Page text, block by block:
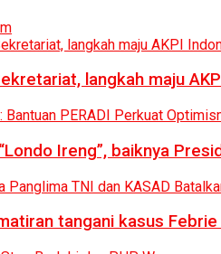
langkah maju
Ireng”, baiknya
tangani kasus